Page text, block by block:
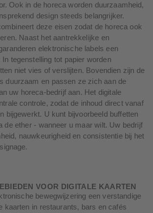
Ook in de horeca worden duurzaamheid,
design steeds belangrijker.
deze eisen zodat de horeca ook
Naast het aantrekkelijke en
elektronische labels een
tegenstelling tot papier worden
niet vies of verslijten. Bovendien zijn de
duurzaam en passen ze zich aan de
uw horeca-bedrijf aan. Het digitale
controle, zodat de inhoud direct vanaf
bijgewerkt. U kunt bijvoorbeeld buffetten
de ether - wanneer u maar wilt. Uw bedrijf
nauwkeurigheid en consistentie bij het
VOOR DIGITALE KAARTEN
bewegwijzering een verstandige
kaarten in restaurants, bars en cafés